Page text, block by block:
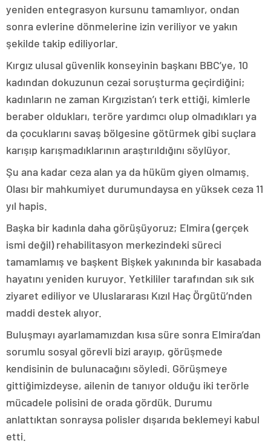
yeniden entegrasyon kursunu tamamlıyor, ondan
sonra evlerine dönmelerine izin veriliyor ve yakın
şekilde takip ediliyorlar.
Kırgız ulusal güvenlik konseyinin başkanı BBC’ye, 10
kadından dokuzunun cezai soruşturma geçirdiğini;
kadınların ne zaman Kırgızistan’ı terk ettiği, kimlerle
beraber oldukları, teröre yardımcı olup olmadıkları ya
da çocuklarını savaş bölgesine götürmek gibi suçlara
karışıp karışmadıklarının araştırıldığını söylüyor.
Şu ana kadar ceza alan ya da hüküm giyen olmamış.
Olası bir mahkumiyet durumundaysa en yüksek ceza 11
yıl hapis.
Başka bir kadınla daha görüşüyoruz; Elmira (gerçek
ismi değil) rehabilitasyon merkezindeki süreci
tamamlamış ve başkent Bişkek yakınında bir kasabada
hayatını yeniden kuruyor. Yetkililer tarafından sık sık
ziyaret ediliyor ve Uluslararası Kızıl Haç Örgütü’nden
maddi destek alıyor.
Buluşmayı ayarlamamızdan kısa süre sonra Elmira’dan
sorumlu sosyal görevli bizi arayıp, görüşmede
kendisinin de bulunacağını söyledi. Görüşmeye
gittiğimizdeyse, ailenin de tanıyor olduğu iki terörle
mücadele polisini de orada gördük. Durumu
anlattıktan sonraysa polisler dışarıda beklemeyi kabul
etti.